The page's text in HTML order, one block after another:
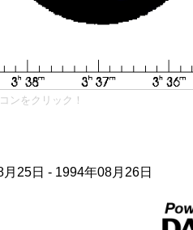
ンをクリック！
月25日 - 1994年08月26日